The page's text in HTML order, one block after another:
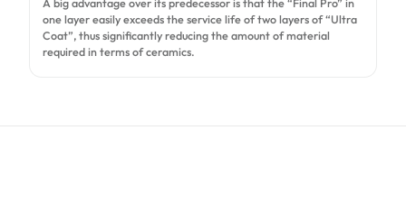
A big advantage over its predecessor is that the “Final Pro” in
one layer easily exceeds the service life of two layers of “Ultra
Coat”, thus significantly reducing the amount of material
required in terms of ceramics.